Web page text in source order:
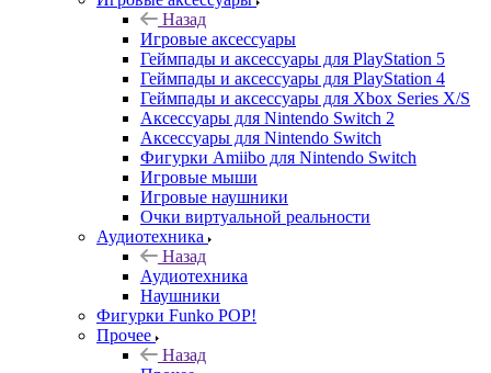
Назад
Игровые аксессуары
Геймпады и аксессуары для PlayStation 5
Геймпады и аксессуары для PlayStation 4
Геймпады и аксессуары для Xbox Series X/S
Аксессуары для Nintendo Switch 2
Аксессуары для Nintendo Switch
Фигурки Amiibo для Nintendo Switch
Игровые мыши
Игровые наушники
Очки виртуальной реальности
Аудиотехника
Назад
Аудиотехника
Наушники
Фигурки Funko POP!
Прочее
Назад